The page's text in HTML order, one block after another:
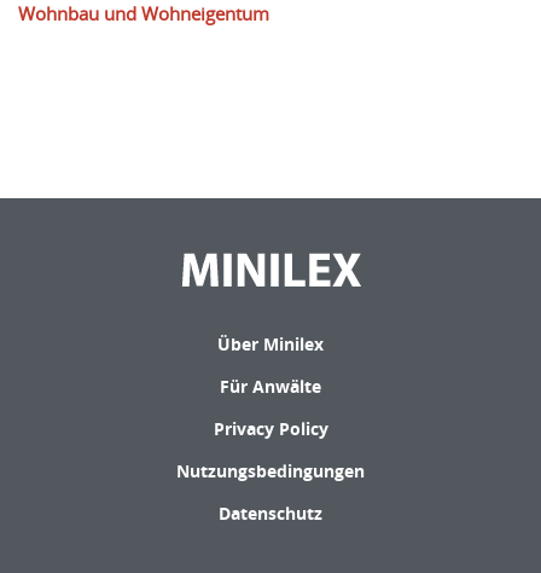
Wohnbau und Wohneigentum
Über Minilex
Für Anwälte
Privacy Policy
Nutzungsbedingungen
Datenschutz